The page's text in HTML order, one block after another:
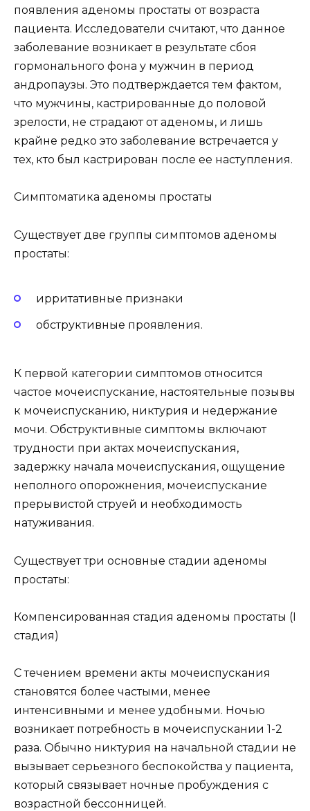
появления аденомы простаты от возраста
пациента. Исследователи считают, что данное
заболевание возникает в результате сбоя
гормонального фона у мужчин в период
андропаузы. Это подтверждается тем фактом,
что мужчины, кастрированные до половой
зрелости, не страдают от аденомы, и лишь
крайне редко это заболевание встречается у
тех, кто был кастрирован после ее наступления.
Симптоматика аденомы простаты
Существует две группы симптомов аденомы
простаты:
ирритативные признаки
обструктивные проявления.
К первой категории симптомов относится
частое мочеиспускание, настоятельные позывы
к мочеиспусканию, никтурия и недержание
мочи. Обструктивные симптомы включают
трудности при актах мочеиспускания,
задержку начала мочеиспускания, ощущение
неполного опорожнения, мочеиспускание
прерывистой струей и необходимость
натуживания.
Существует три основные стадии аденомы
простаты:
Компенсированная стадия аденомы простаты (I
стадия)
С течением времени акты мочеиспускания
становятся более частыми, менее
интенсивными и менее удобными. Ночью
возникает потребность в мочеиспускании 1-2
раза. Обычно никтурия на начальной стадии не
вызывает серьезного беспокойства у пациента,
который связывает ночные пробуждения с
возрастной бессонницей.